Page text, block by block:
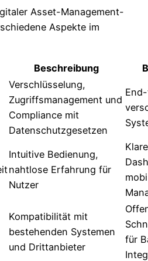
Asset-Management-
Aspekte im
Beschreibung
Verschlüsselung,
Zugriffsmanagement und
Compliance mit
Datenschutzgesetzen
Intuitive Bedienung,
nahtlose Erfahrung für
Nutzer
Klare
Kompatibilität mit
bestehenden Systemen
und Drittanbieter
für